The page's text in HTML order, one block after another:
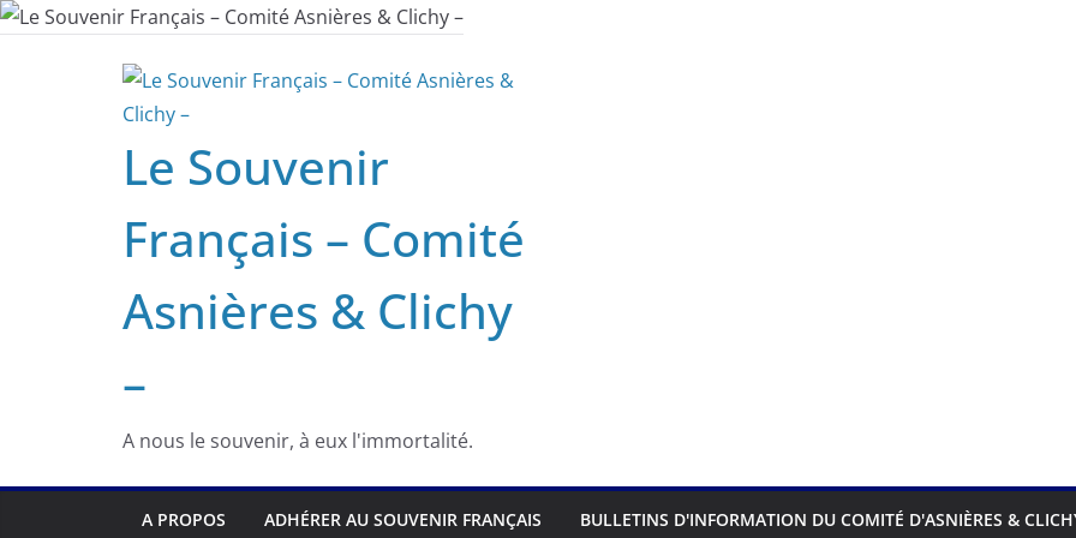
Passer
Le Souvenir
Français – Comité
Asnières & Clichy
–
A nous le souvenir, à eux l'immortalité.
A PROPOS ADHÉRER AU SOUVENIR FRANÇAIS BULLETINS D'INFORMATION DU COMITÉ D'ASNIÈRES &